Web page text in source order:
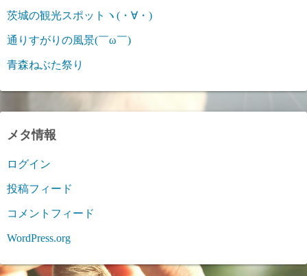
茨城の観光スポットヽ(・∀・)
通りすがりの風景(￣ω￣)
青森ねぶた祭り
メタ情報
ログイン
投稿フィード
コメントフィード
WordPress.org